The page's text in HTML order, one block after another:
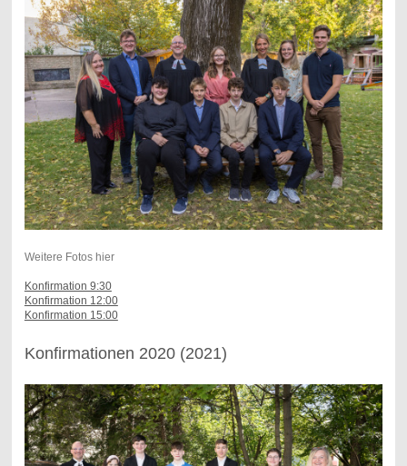
Weitere Fotos hier
Konfirmation 9:30
Konfirmation 12:00
Konfirmation 15:00
Konfirmationen 2020 (2021)